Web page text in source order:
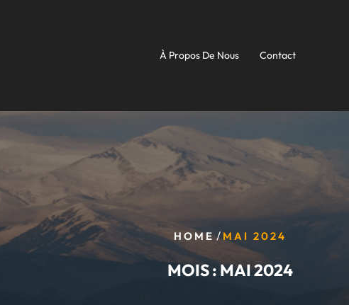
À Propos De Nous Contact
HOME/ MAI 2024
MOIS :MAI 2024